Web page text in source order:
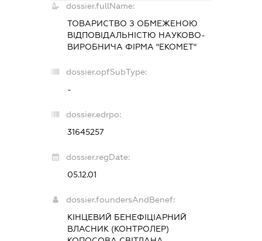
dossier.fullName:
ТОВАРИСТВО З ОБМЕЖЕНОЮ
ВІДПОВІДАЛЬНІСТЮ НАУКОВО-
ВИРОБНИЧА ФІРМА "ЕКОМЕТ"
dossier.opfSubType:
-
dossier.edrpo:
31645257
dossier.regDate:
05.12.01
dossier.foundersAndBenef:
КІНЦЕВИЙ БЕНЕФІЦІАРНИЙ
ВЛАСНИК (КОНТРОЛЕР)